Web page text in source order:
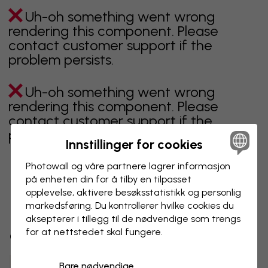
Uh-oh something went wrong
rendering this component. Please
contact customer support if the
problem persists.
Uh-oh something went wrong
rendering this component. Please
contact customer support if the
problem persists.
Viser side 1 av 1 sider
Oppdag fleire kategoriar
Innstillinger for cookies
Photowall og våre partnere lagrer informasjon
på enheten din for å tilby en tilpasset
opplevelse, aktivere besøks­statistikk og personlig
markedsføring. Du kontrollerer hvilke cookies du
aksepterer i tillegg til de nødvendige som trengs
for at nettstedet skal fungere.